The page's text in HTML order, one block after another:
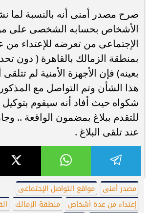
صرح مصدر أمنى أنه بالنسبة لما
الأشخاص بحسابه الشخصى على
الإجتماعى من تعرضه للإعتداء
بمنطقة الزمالك بالقاهرة ( دون
بعينه) فإن الأجهزة الأمنية لم
هذا الشأن وتم التواصل مع
شكواه حيث أفاد أنه سيقوم بتوكيل
للتقدم ببلاغ بمضمون الواقعة ..
عند تلقى البلاغ .
مصدر أمنى
مواقع التواصل الإجتماعى
إعتداء من عدة أشخاص
منطقة الزمالك